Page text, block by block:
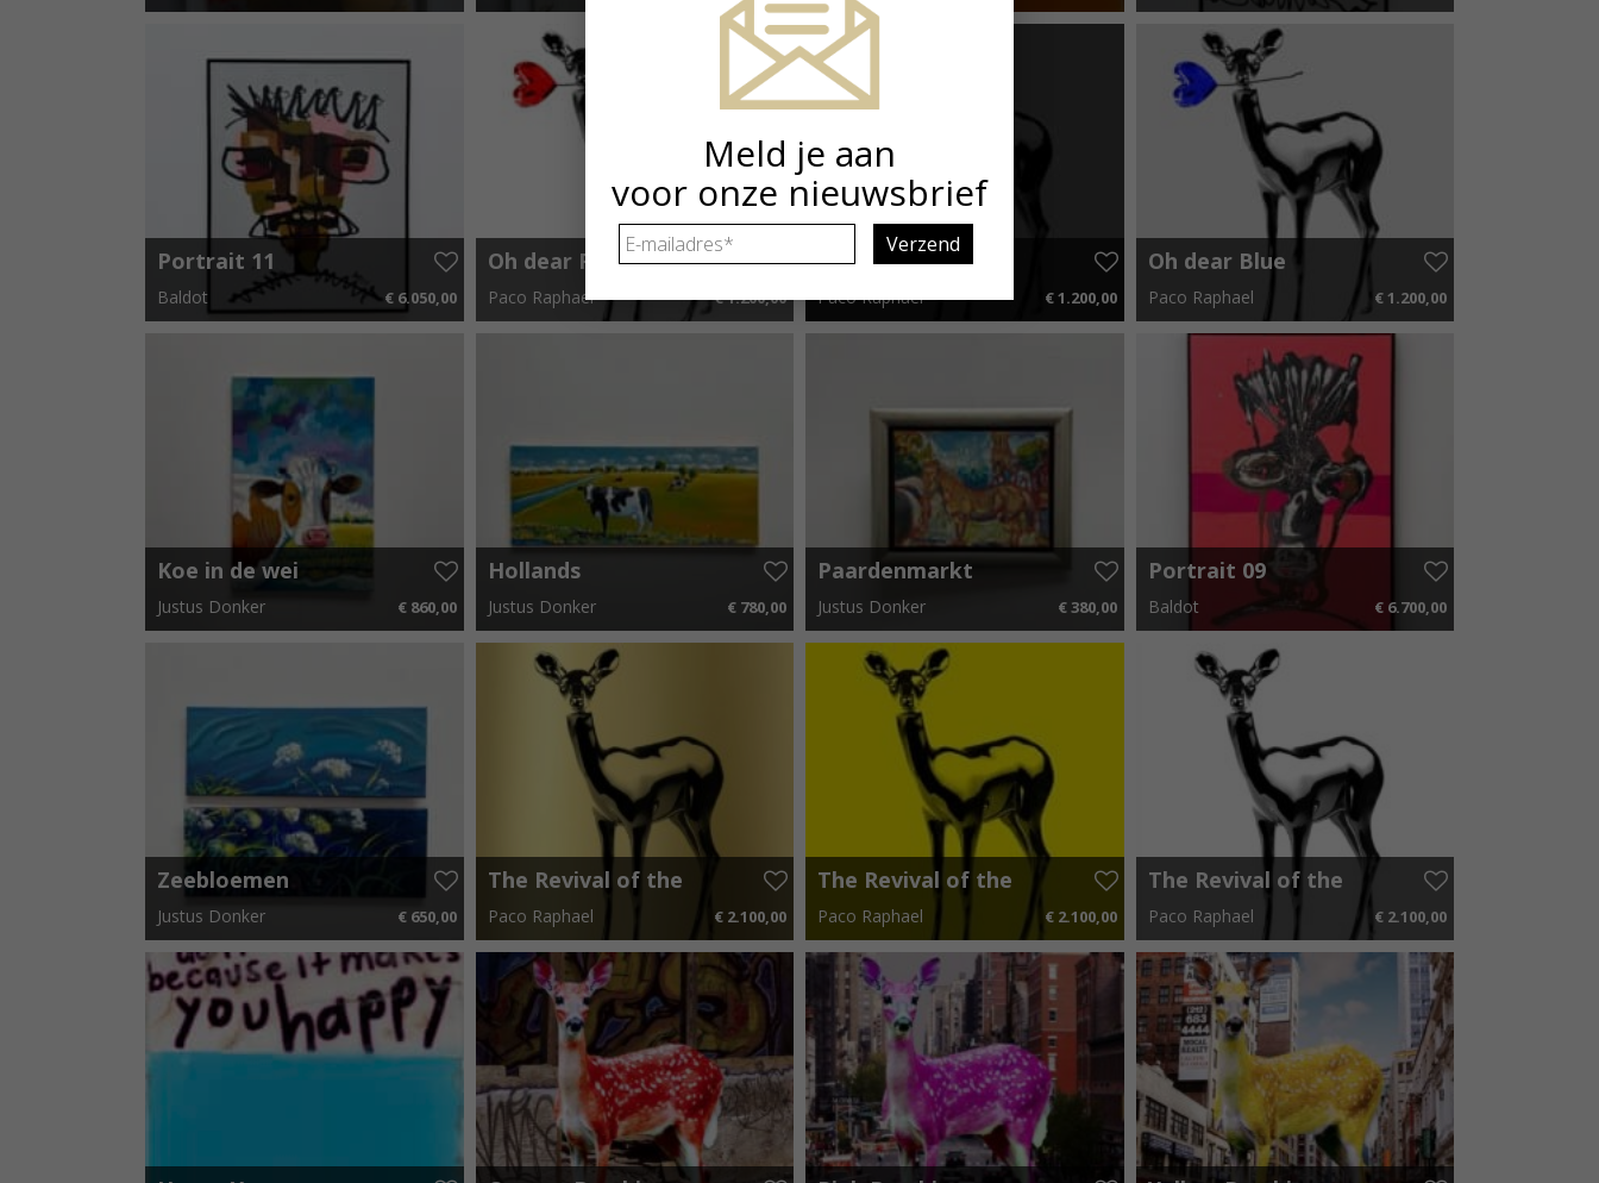
€ 12,75 p.m. 120 cm x 150 cm € 63,00 p.m.
Portrait 11
Baldot € 6.050,00
Oh dear Red
Paco Raphael € 1.200,00
Oh dear Pink
Paco Raphael € 1.200,00
36 cm x 48 cm
Oh dear Blue
Paco Raphael € 1.200,00
36 cm x 48 cm € 18,00 p.m.
Koe in de wei
Justus Donker € 860,00
Hollands
landschap
Justus Donker € 780,00
100 cm x 40 cm € 11,70 p.m.
Paardenmarkt
Justus Donker € 380,00
40 cm x 30 cm € 5,70 p.m.
Portrait 09
Baldot € 6.700,00
Zeebloemen
tweeluik 3
Justus Donker
€ 650,00
€ 9,75 p.m.
The Revival of the
Bambi – Gold
Paco Raphael € 2.100,00
55 cm x 75 cm € 31,50 p.m.
The Revival of the
Bambi – Yellow
Paco Raphael € 2.100,00
50 cm x 70 cm € 31,50 p.m.
The Revival of the
Bambi – White
Paco Raphael € 2.100,00
50 cm x 70 cm € 31,50 p.m.
Meld je aan
voor onze nieuwsbrief
E-
mailadres *